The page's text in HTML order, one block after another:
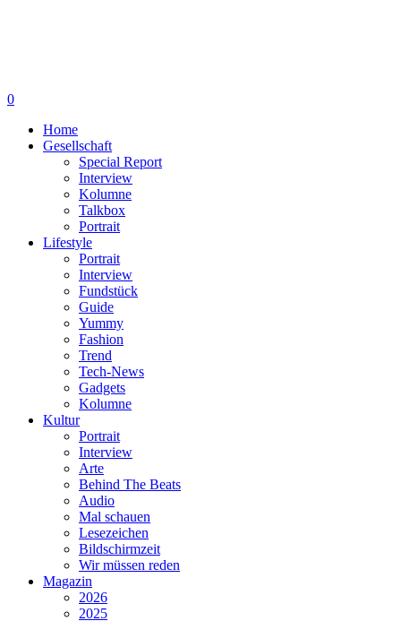
0
Home
Gesellschaft
Special Report
Interview
Kolumne
Talkbox
Portrait
Lifestyle
Portrait
Interview
Fundstück
Guide
Yummy
Fashion
Trend
Tech-News
Gadgets
Kolumne
Kultur
Portrait
Interview
Arte
Behind The Beats
Audio
Mal schauen
Lesezeichen
Bildschirmzeit
Wir müssen reden
Magazin
2026
2025